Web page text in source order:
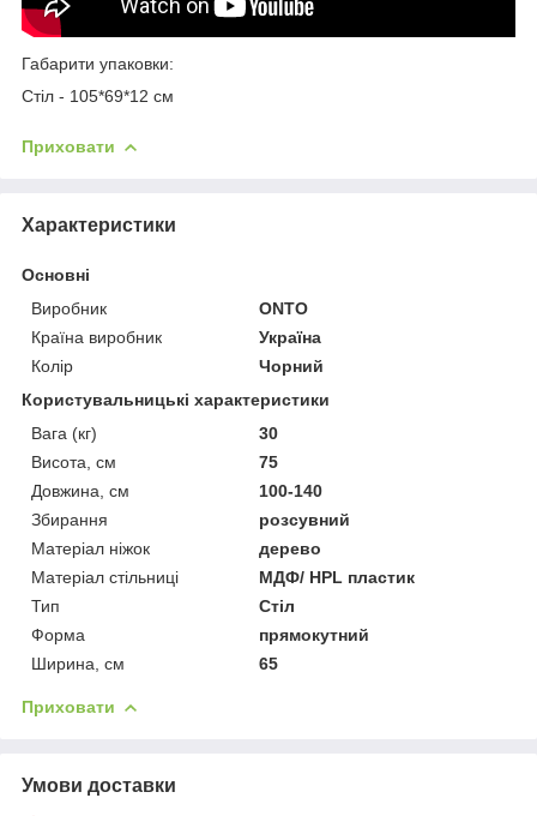
Габарити упаковки:
Стіл - 105*69*12 см
Приховати
Характеристики
Основні
Виробник
ONTO
Країна виробник
Україна
Колір
Чорний
Користувальницькі характеристики
Вага (кг)
30
Висота, см
75
Довжина, см
100-140
Збирання
розсувний
Матеріал ніжок
дерево
Матеріал стільниці
МДФ/ HPL пластик
Тип
Стіл
Форма
прямокутний
Ширина, см
65
Приховати
Умови доставки